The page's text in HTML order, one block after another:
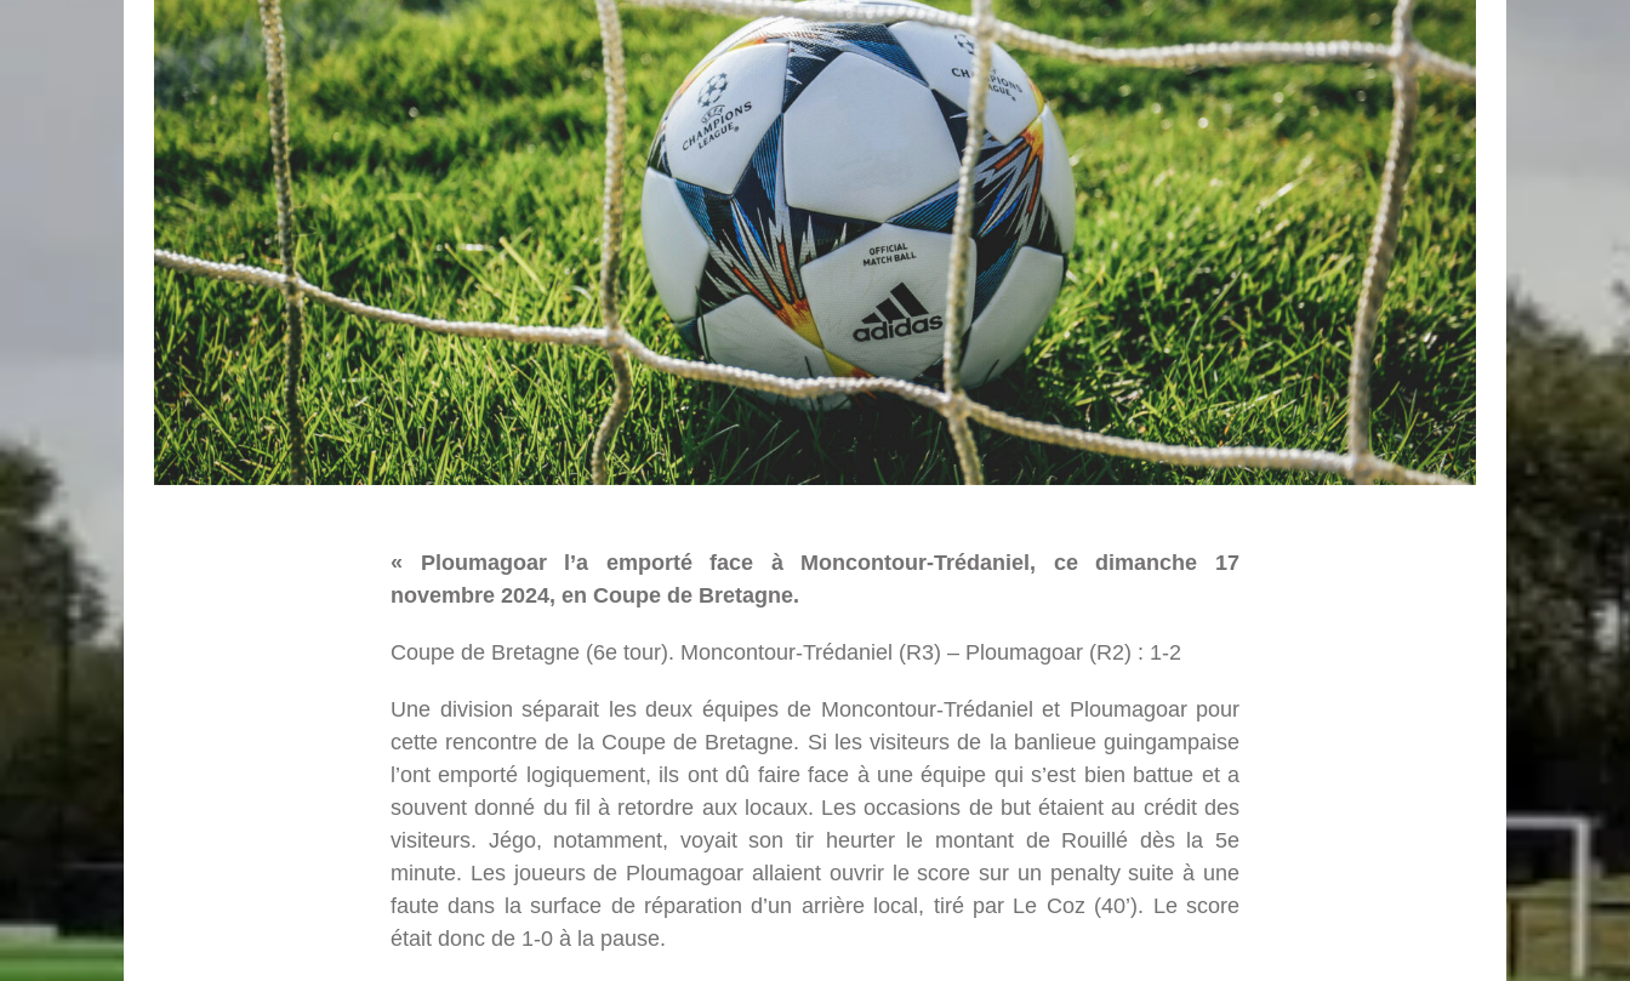
« Ploumagoar l’a emporté face à Moncontour-Trédaniel, ce dimanche 17
novembre 2024, en Coupe de Bretagne.
Coupe de Bretagne (6e tour). Moncontour-Trédaniel (R3) – Ploumagoar (R2) : 1-2
Une division séparait les deux équipes de Moncontour-Trédaniel et Ploumagoar pour
cette rencontre de la Coupe de Bretagne. Si les visiteurs de la banlieue guingampaise
l’ont emporté logiquement, ils ont dû faire face à une équipe qui s’est bien battue et a
souvent donné du fil à retordre aux locaux. Les occasions de but étaient au crédit des
visiteurs. Jégo, notamment, voyait son tir heurter le montant de Rouillé dès la 5e
minute. Les joueurs de Ploumagoar allaient ouvrir le score sur un penalty suite à une
faute dans la surface de réparation d’un arrière local, tiré par Le Coz (40’). Le score
était donc de 1-0 à la pause.